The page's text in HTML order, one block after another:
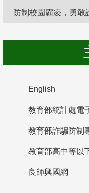
防制校園霸凌，勇敢
English
教育部詐騙防制
良師興國網